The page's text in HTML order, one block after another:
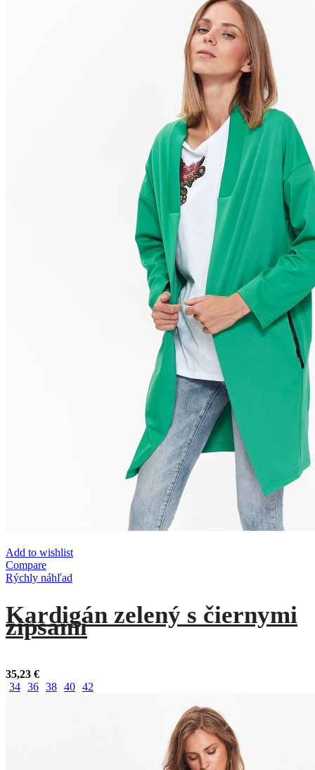
Add to wishlist
Compare
Rýchly náhľad
Kardigán zelený s čiernymi
zipsami
35,23 €
34 36 38 40 42